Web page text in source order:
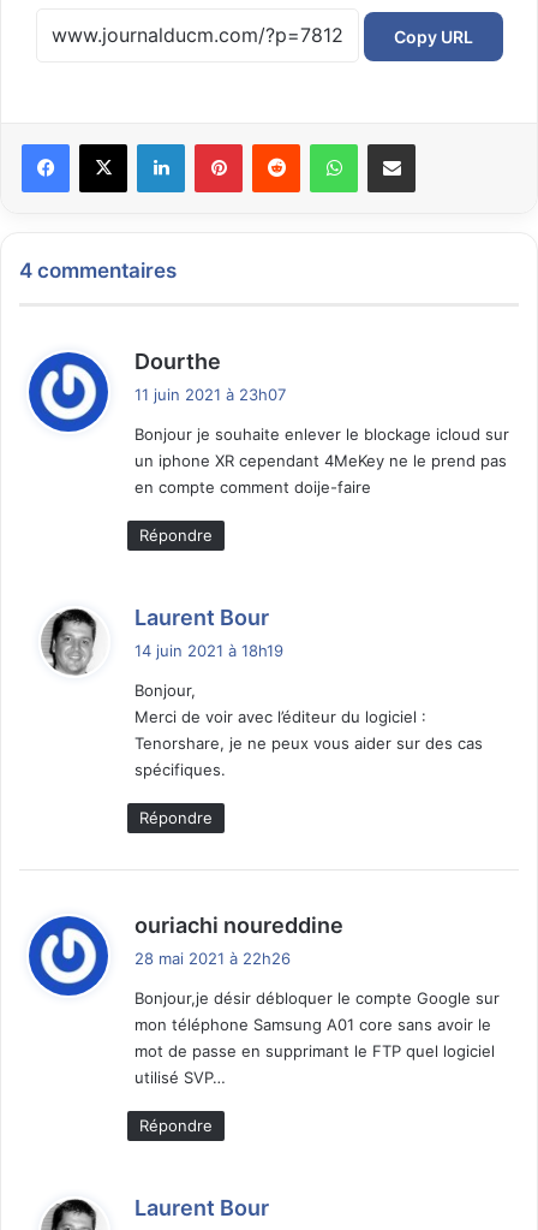
Copy URL
4 commentaires
Dourthe
:
11 juin 2021 à 23h07
Bonjour je souhaite enlever le blockage icloud sur
un iphone XR cependant 4MeKey ne le prend pas
en compte comment doije-faire
Répondre
Laurent Bour
:
14 juin 2021 à 18h19
Bonjour,
Merci de voir avec l’éditeur du logiciel :
Tenorshare, je ne peux vous aider sur des cas
spécifiques.
Répondre
ouriachi noureddine
:
28 mai 2021 à 22h26
Bonjour,je désir débloquer le compte Google sur
mon téléphone Samsung A01 core sans avoir le
mot de passe en supprimant le FTP quel logiciel
utilisé SVP…
Répondre
Laurent Bour